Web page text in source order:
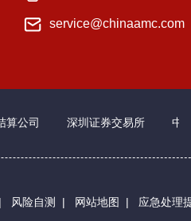
service@chinaamc.com
算公司 深圳证券交易所 中
风险自测 | 网站地图 | 应急处理